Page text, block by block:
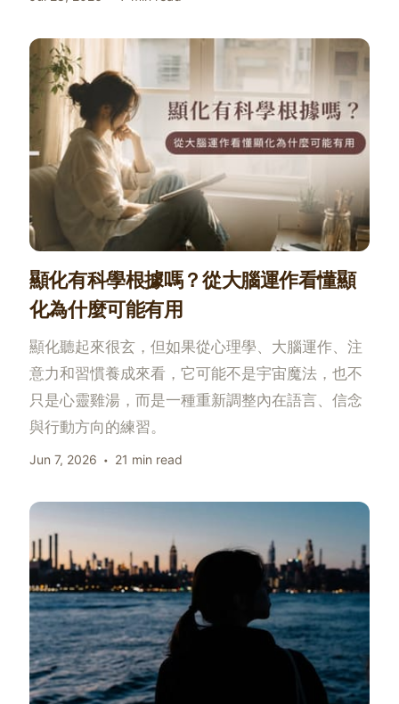
顯化有科學根據嗎？從大腦運作看懂顯
化為什麼可能有用
顯化聽起來很玄，但如果從心理學、大腦運作、注
意力和習慣養成來看，它可能不是宇宙魔法，也不
只是心靈雞湯，而是一種重新調整內在語言、信念
與行動方向的練習。
Jun 7, 2026 21 min read